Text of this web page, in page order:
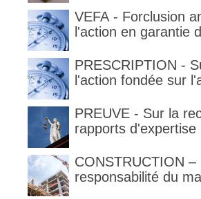
VEFA - Forclusion
l'action en garantie
PRESCRIPTION -
l'action fondée sur
PREUVE - Sur la
rapports d'expertise
CONSTRUCTION –
responsabilité du